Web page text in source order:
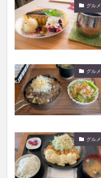
グルメ
グルメ
グルメ